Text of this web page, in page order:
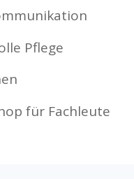
Pflege
für Fachleute